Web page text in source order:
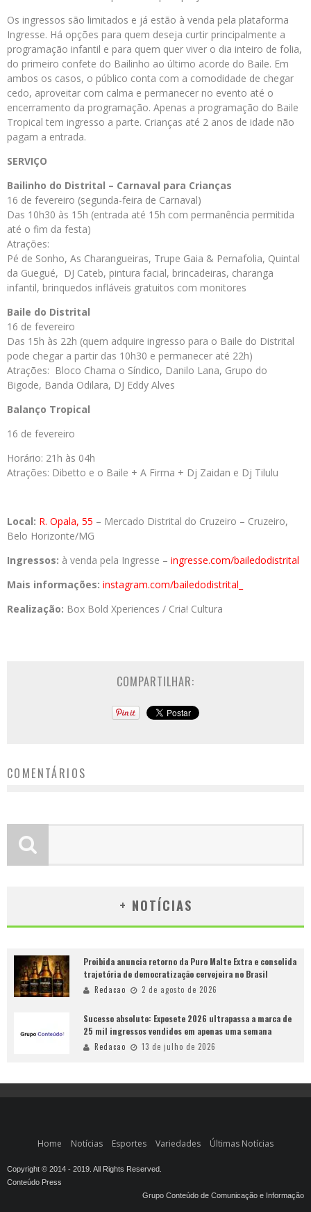
Os ingressos são limitados e já estão à venda pela plataforma
Ingresse. Há opções para quem deseja curtir principalmente a
programação infantil e para quem quer viver o dia inteiro de folia,
do primeiro confete do Bailinho ao último acorde do Baile. Em
ambos os casos, o público conta com a comodidade de chegar
cedo, aproveitar com calma e permanecer no evento até o
encerramento da programação. Apenas a programação do Baile
Tropical tem ingresso a parte. Crianças até 2 anos de idade não
pagam a entrada.
SERVIÇO
Bailinho do Distrital – Carnaval para Crianças
16 de fevereiro (segunda-feira de Carnaval)
Das 10h30 às 15h (entrada até 15h com permanência permitida
até o fim da festa)
Atrações:
Pé de Sonho, As Charangueiras, Trupe Gaia & Pernafolia, Quintal
da Guegué, DJ Cateb, pintura facial, brincadeiras, charanga
infantil, brinquedos infláveis gratuitos com monitores
Baile do Distrital
16 de fevereiro
Das 15h às 22h (quem adquire ingresso para o Baile do Distrital
pode chegar a partir das 10h30 e permanecer até 22h)
Atrações: Bloco Chama o Síndico, Danilo Lana, Grupo do
Bigode, Banda Odilara, DJ Eddy Alves
Balanço Tropical
16 de fevereiro
Horário: 21h às 04h
Atrações: Dibetto e o Baile + A Firma + Dj Zaidan e Dj Tilulu
Local: R. Opala, 55 – Mercado Distrital do Cruzeiro – Cruzeiro,
Belo Horizonte/MG
Ingressos: à venda pela Ingresse – ingresse.com/bailedodistrital
Mais informações: instagram.com/bailedodistrital_
Realização: Box Bold Xperiences / Cria! Cultura
COMPARTILHAR:
COMENTÁRIOS
+ NOTÍCIAS
Proibida anuncia retorno da Puro Malte Extra e consolida
trajetória de democratização cervejeira no Brasil
Redacao 2 de agosto de 2026
Sucesso absoluto: Exposete 2026 ultrapassa a marca de
25 mil ingressos vendidos em apenas uma semana
Redacao 13 de julho de 2026
Home Notícias Esportes Variedades Últimas Notícias
Copyright © 2014 - 2019. All Rights Reserved.
Conteúdo Press
Grupo Conteúdo de Comunicação e Informação